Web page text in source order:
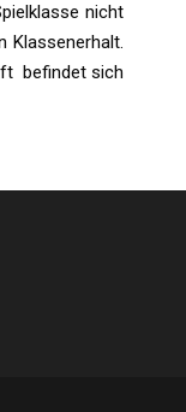
nicht
Klassenerhalt.
befindet sich